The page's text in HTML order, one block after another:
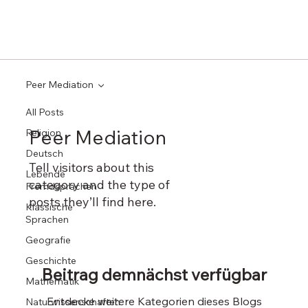
All Posts
Religion
Deutsch
Lebende
Fremdsprachen
Klassische
Sprachen
Geografie
Geschichte
Mathematik
Naturwissenschaften
Peer Mediation
Peer Mediation
Tell visitors about this
category and the type of
posts they’ll find here.
Beitrag demnächst verfügbar
Entdecke weitere Kategorien dieses Blogs